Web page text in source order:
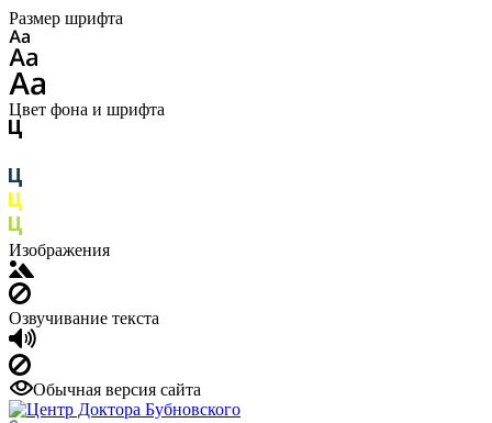
Размер шрифта
Цвет фона и шрифта
Изображения
Озвучивание текста
Обычная версия сайта